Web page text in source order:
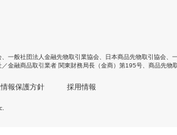
一般社団法人金融先物取引業協会 日本商品先物取引協会
／金融商品取引業者 関東財務局長（金商）第195号、商品先物
報保護方針 採用情報